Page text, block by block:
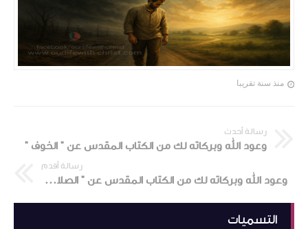
منذ سنة تقريبا
رسالة أحدث
وعود الله وبركاته لك من الكتاب المقدس عن " الخوف "
رسالة أقدم
وعود الله وبركاته لك من الكتاب المقدس عن " الصلاة و المعونة فى الضيق "
التسميات